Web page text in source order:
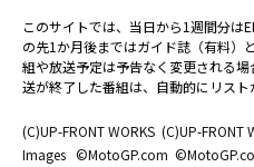
このサイトでは、当日から1週間分は
の先1か月後まではガイド誌（有料）
組や放送予定は予告なく変更される
送が終了した番組は、自動的にリスト
(C)UP-FRONT WORKS (C)UP-FRONT
Images ©MotoGP.com